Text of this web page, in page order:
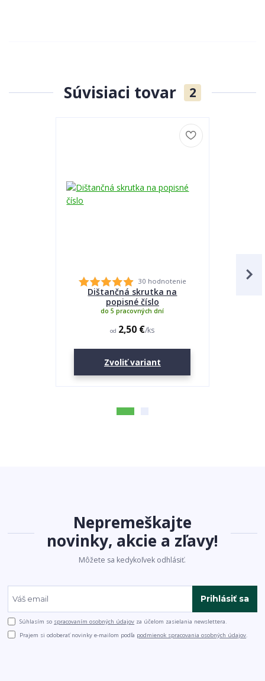
Súvisiaci tovar 2
30 hodnotenie
Dištančná skrutka na
popisné číslo
od 2,50 €/ks
do 5 pracovných dní
Zvoliť variant
Nepremeškajte
novinky, akcie a zľavy!
Môžete sa kedykoľvek odhlásiť.
Prihlásiť sa
Súhlasím so spracovaním osobných údajov za účelom zasielania newslettera.
Prajem si odoberať novinky e-mailom podľa podmienok spracovania osobných údajov.